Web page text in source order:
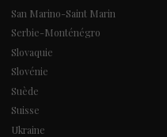
San Marino-Saint Marin
Serbie-Monténégro
Slovaquie
Slovénie
Suède
Suisse
Ukraine